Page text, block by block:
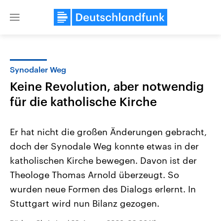
Close
Landtagswahl Sachsen-Anhalt
2026
Alle Informationen
September 2026 einen neuen
Bundesland von einer Koalition aus
USA
Aktuelle Beiträge,
Hintergründe
Wirtschaftlich und
gehören die Vereinigten
mit großem Einfluss auf
Synodaler Weg
Keine Revolution, aber notwendig
für die katholische Kirche
Er hat nicht die großen Änderungen gebracht,
doch der Synodale Weg konnte etwas in der
katholischen Kirche bewegen. Davon ist der
Theologe Thomas Arnold überzeugt. So
wurden neue Formen des Dialogs erlernt. In
Stuttgart wird nun Bilanz gezogen.